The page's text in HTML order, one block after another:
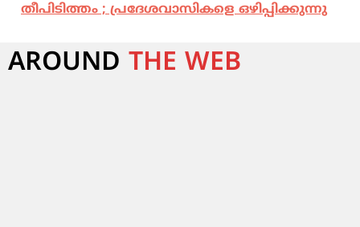
തീപിടിത്തം ; പ്രദേശവാസികളെ ഒഴിപ്പിക്കുന്നു
AROUND THE WEB